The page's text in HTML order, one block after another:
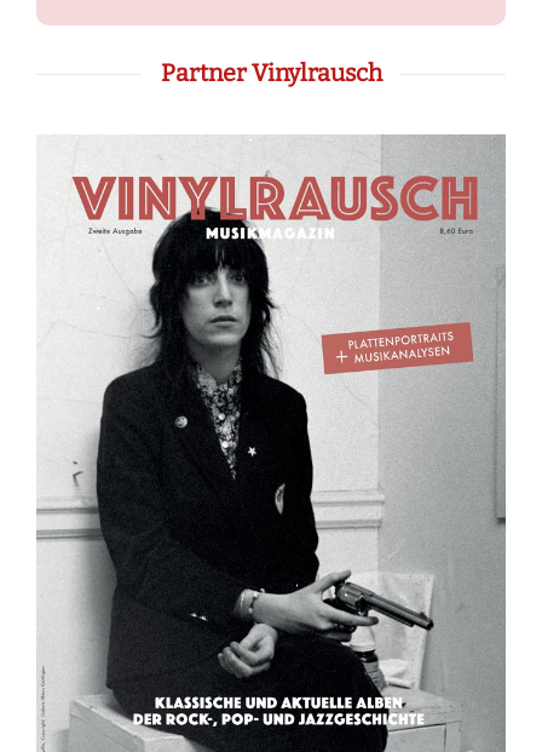
Partner Vinylrausch